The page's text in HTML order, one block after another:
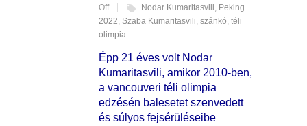
Off
Nodar Kumaritasvili, Peking
2022, Szaba Kumaritasvili, szánkó, téli
olimpia
Épp 21 éves volt Nodar
Kumaritasvili, amikor 2010-ben,
a vancouveri téli olimpia
edzésén balesetet szenvedett
és súlyos fejsérüléseibe